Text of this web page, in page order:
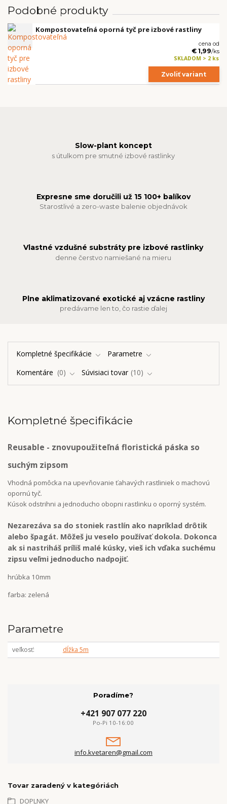
Podobné produkty
Kompostovateľná oporná tyč pre izbové rastliny
cena od
€ 1,99/ks
SKLADOM > 2 ks
Zvoliť variant
Slow-plant koncept
s útulkom pre smutné izbové rastlinky
Expresne sme doručili už 15 100+ balíkov
Starostlivé a zero-waste balenie objednávok
Vlastné vzdušné substráty pre izbové rastlinky
denne čerstvo namiešané na mieru
Plne aklimatizované exotické aj vzácne rastliny
predávame len to, čo rastie ďalej
Kompletné špecifikácie
Parametre
Komentáre
0 Súvisiaci tovar 10
Kompletné špecifikácie
Reusable - znovupoužiteľná floristická páska so
suchým zipsom
Vhodná pomôcka na upevňovanie ťahavých rastliniek o machovú
opornú tyč.
Kúsok odstrihni a jednoducho obopni rastlinku o oporný systém.
Nezarezáva sa do stoniek rastlín ako napríklad drôtik
alebo špagát. Môžeš ju veselo používať dokola. Dokonca
ak si nastriháš príliš malé kúsky, vieš ich vďaka suchému
zipsu veľmi jednoducho nadpojiť.
hrúbka 10mm
farba: zelená
Parametre
veľkosť dĺžka 5m
Poradíme?
+421 907 077 220
Po-Pi 10-16:00
info.kvetaren@gmail.com
Tovar zaradený v kategóriách
DOPLNKY